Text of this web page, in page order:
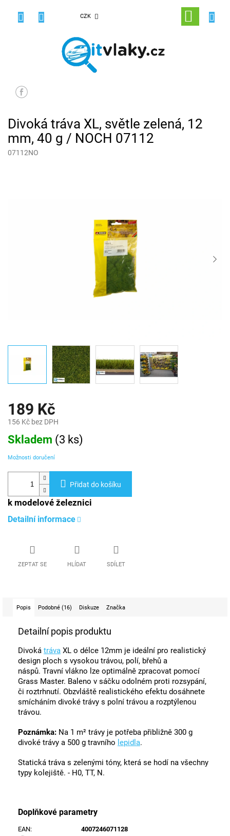
CZK
NÁKUPNÍ
KOŠÍK
Divoká tráva XL, světle zelená, 12
mm, 40 g / NOCH 07112
07112NO
189 Kč
156 Kč bez DPH
Měrná
cena:
Skladem (3 ks)
Možnosti doručení
Přidat do košíku
k modelové železnici
Detailní informace
ZEPTAT SE HLÍDAT SDÍLET
Popis Podobné (16) Diskuze Značka
Detailní popis produktu
Divoká tráva XL o délce 12mm je ideální pro realistický
design ploch s vysokou trávou, polí, břehů a
náspů. Travní vlákno lze optimálně zpracovat pomocí
Grass Master. Baleno v sáčku odolném proti rozsypání,
či roztrhnutí. Obzvláště realistického efektu dosáhnete
smícháním divoké trávy s polní trávou a rozptýlenou
trávou.
Poznámka: Na 1 m² trávy je potřeba přibližně 300 g
divoké trávy a 500 g travního lepidla.
Statická tráva s zelenými tóny, která se hodí na všechny
typy kolejiště. - H0, TT, N.
Doplňkové parametry
EAN: 4007246071128